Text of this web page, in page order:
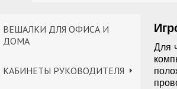
ВЕШАЛКИ ДЛЯ ОФИСА И
ДОМА
КАБИНЕТЫ РУКОВОДИТЕЛЯ
Для